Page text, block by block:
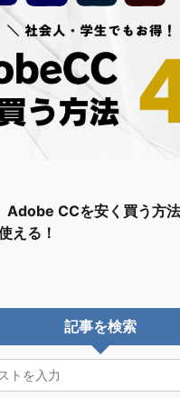
Adobe CCを安く買う方
える！
記事を検索